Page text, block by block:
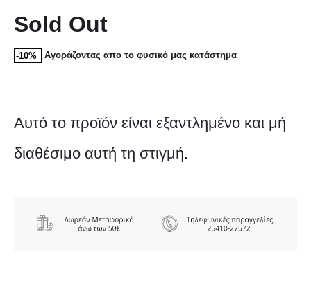
Sold Out
-10% Αγοράζοντας απο το φυσικό μας κατάστημα
Αυτό το προϊόν είναι εξαντλημένο και μή
διαθέσιμο αυτή τη στιγμή.